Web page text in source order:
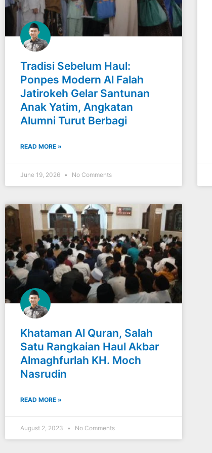
Tradisi Sebelum Haul:
Ponpes Modern Al Falah
Jatirokeh Gelar Santunan
Anak Yatim, Angkatan
Alumni Turut Berbagi
READ MORE »
June 19, 2026 No Comments
Khataman Al Quran, Salah
Satu Rangkaian Haul Akbar
Almaghfurlah KH. Moch
Nasrudin
READ MORE »
August 2, 2023 No Comments